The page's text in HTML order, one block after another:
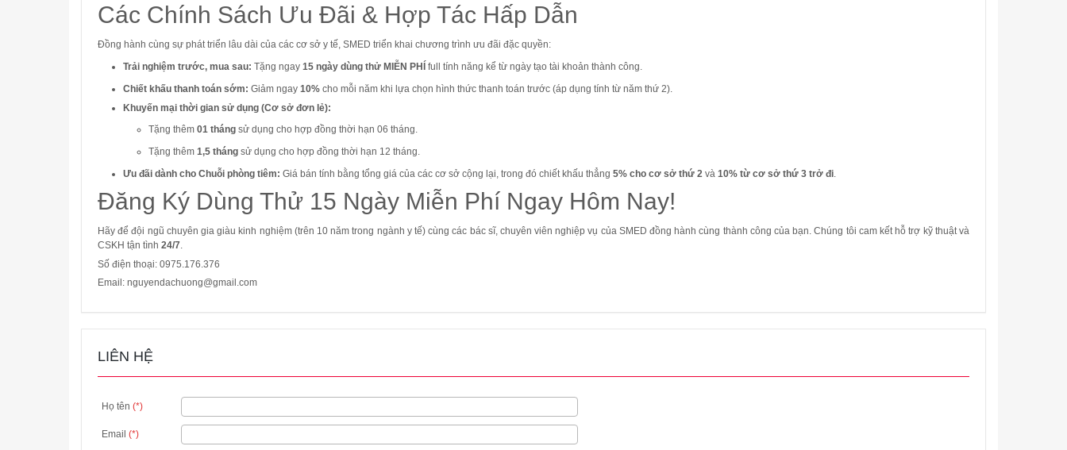
Các Chính Sách Ưu Đãi & Hợp Tác Hấp Dẫn
Đồng hành cùng sự phát triển lâu dài của các cơ sở y tế, SMED triển khai chương trình ưu đãi đặc quyền:
Trải nghiệm trước, mua sau: Tặng ngay 15 ngày dùng thử MIỄN PHÍ full tính năng kể từ ngày tạo tài khoản thành công.
Chiết khấu thanh toán sớm: Giảm ngay 10% cho mỗi năm khi lựa chọn hình thức thanh toán trước (áp dụng tính từ năm thứ 2).
Khuyến mại thời gian sử dụng (Cơ sở đơn lẻ):
Tặng thêm 01 tháng sử dụng cho hợp đồng thời hạn 06 tháng.
Tặng thêm 1,5 tháng sử dụng cho hợp đồng thời hạn 12 tháng.
Ưu đãi dành cho Chuỗi phòng tiêm: Giá bán tính bằng tổng giá của các cơ sở cộng lại, trong đó chiết khấu thẳng 5% cho cơ sở thứ 2 và 10% từ cơ sở thứ 3 trở đi.
Đăng Ký Dùng Thử 15 Ngày Miễn Phí Ngay Hôm Nay!
Hãy để đội ngũ chuyên gia giàu kinh nghiệm (trên 10 năm trong ngành y tế) cùng các bác sĩ, chuyên viên nghiệp vụ của SMED đồng hành cùng thành công của bạn.Chúng tôi cam kết hỗ trợ kỹ thuật và
CSKH tận tình 24/7.
Số điện thoại: 0975.176.376
Email: nguyendachuong@gmail.com
LIÊN HỆ
Họ tên (*)
Email (*)